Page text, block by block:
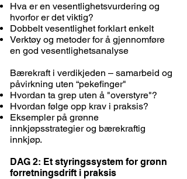
Hva er en vesentlighetsvurdering og
hvorfor er det viktig?
Dobbelt vesentlighet forklart enkelt
Verktøy og metoder for å gjennomføre
en god vesentlighetsanalyse
Bærekraft i verdikjeden – samarbeid og
påvirkning uten “pekefinger"
Hvordan ta grep uten å "overstyre"?
Hvordan følge opp krav i praksis?
Eksempler på grønne
innkjøpsstrategier og bærekraftig
innkjøp.
DAG 2: Et styringssystem for grønn
forretningsdrift i praksis